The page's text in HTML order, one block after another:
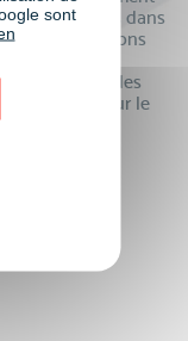
experts dans
des formations
et de
sur des
recherché sur le
sont